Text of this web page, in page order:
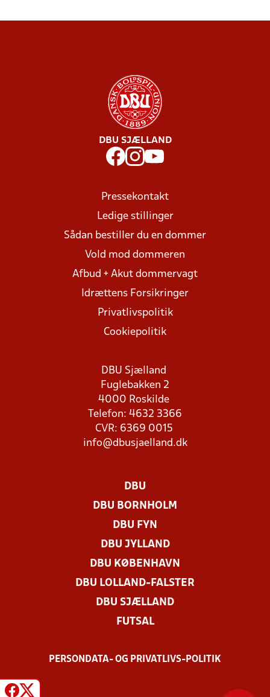
DBU SJÆLLAND
Pressekontakt
Ledige stillinger
Sådan bestiller du en dommer
Vold mod dommeren
Afbud + Akut dommervagt
Idrættens Forsikringer
Privatlivspolitik
Cookiepolitik
DBU Sjælland
Fuglebakken 2
4000 Roskilde
Telefon: 4632 3366
CVR: 6369 0015
info@dbusjaelland.dk
DBU
DBU BORNHOLM
DBU FYN
DBU JYLLAND
DBU KØBENHAVN
DBU LOLLAND-FALSTER
DBU SJÆLLAND
FUTSAL
PERSONDATA- OG PRIVATLIVS-POLITIK